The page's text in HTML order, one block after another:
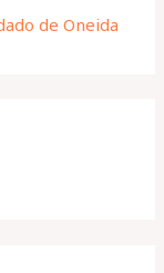
de Oneida